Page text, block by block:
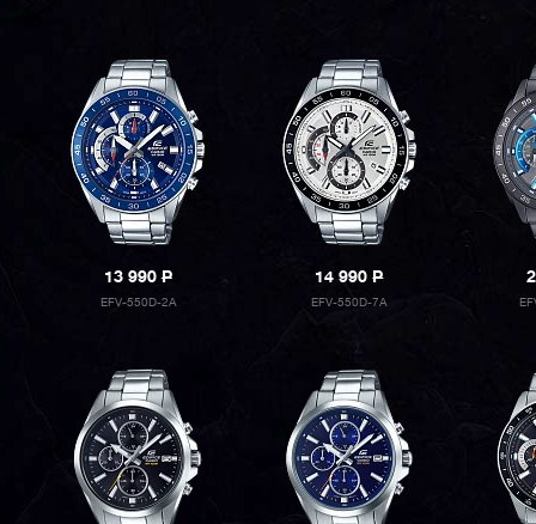
13 990P
EFV-550D-2A
14 990P
EFV-550D-7A